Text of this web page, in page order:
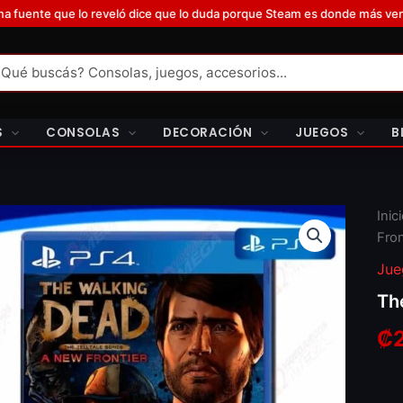
dice que lo duda porque Steam es donde más venden fuera de
CONSOLAS DECORACIÓN JUEGOS
₡
The
A